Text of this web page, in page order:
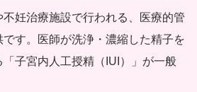
妊治療施設で行われる、医療的管
す。医師が洗浄・濃縮した精子を
子宮内人工授精（IUI）」が一般